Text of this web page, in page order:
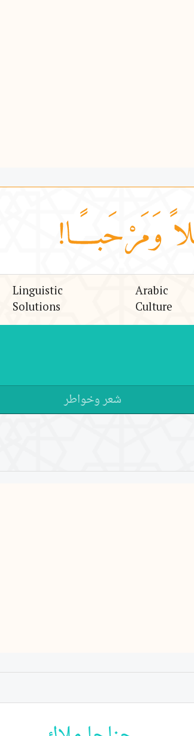
Linguistic
Solutions
Arabic
Culture
شعر وخواطر